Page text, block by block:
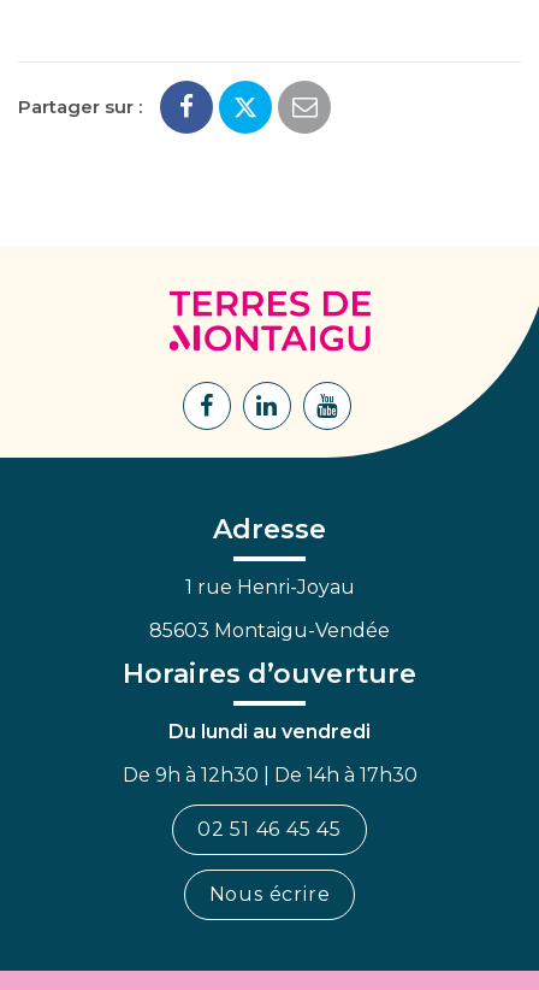
Partager sur :
Terres
de
Montaigu
Lien
Facebook
Lien
Lien
Adresse
1 rue Henri-Joyau
85603 Montaigu-Vendée
Horaires d’ouverture
Du lundi au vendredi
De 9h à 12h30 | De 14h à 17h30
02 51 46 45 45
Nous écrire